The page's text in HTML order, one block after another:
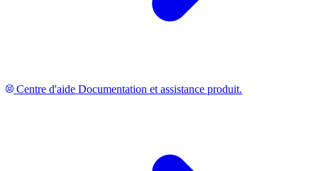
Centre d'aide Documentation et assistance produit.